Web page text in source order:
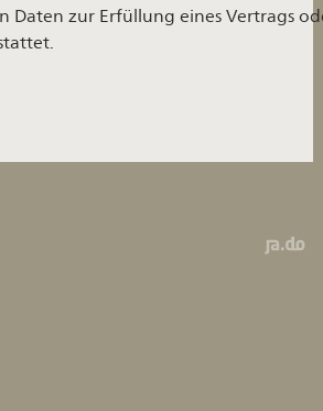
Daten zur Erfüllung eines Vertrags